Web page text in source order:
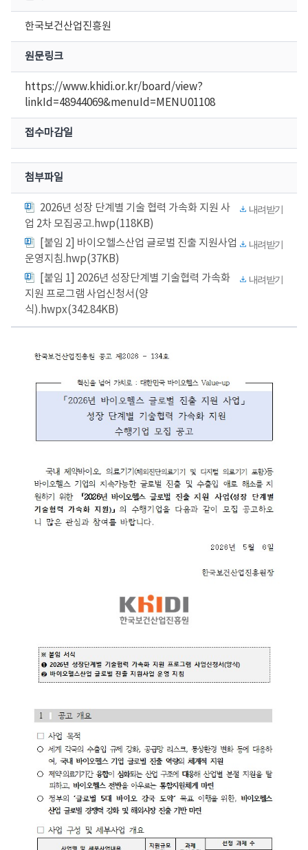
한국보건산업진흥원
원문링크
https://www.khidi.or.kr/board/view?
linkId=48944069&menuId=MENU01108
접수마감일
첨부파일
2026년 성장 단계별 기술 협력 가속화 지원 사
업 2차 모집공고.hwp(118KB)
내려받기
[붙임 2] 바이오헬스산업 글로벌 진출 지원사업
운영지침.hwp(37KB)
내려받기
[붙임 1] 2026년 성장단계별 기술협력 가속화
지원 프로그램 사업신청서(양
식).hwpx(342.84KB)
내려받기